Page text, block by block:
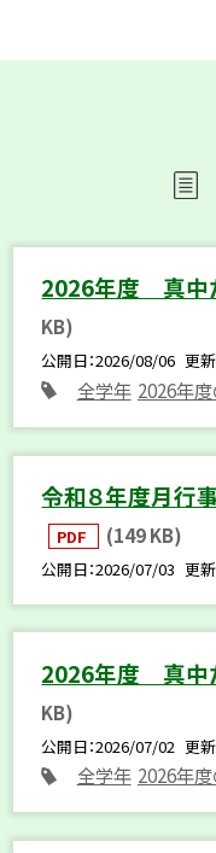
2026年度 真中
KB)
公開日 2026/08/06 更
全学年 2026年
令和８年度月行
PDF (149 KB)
公開日 2026/07/03 更
2026年度 真中
KB)
公開日 2026/07/02 更
全学年 2026年